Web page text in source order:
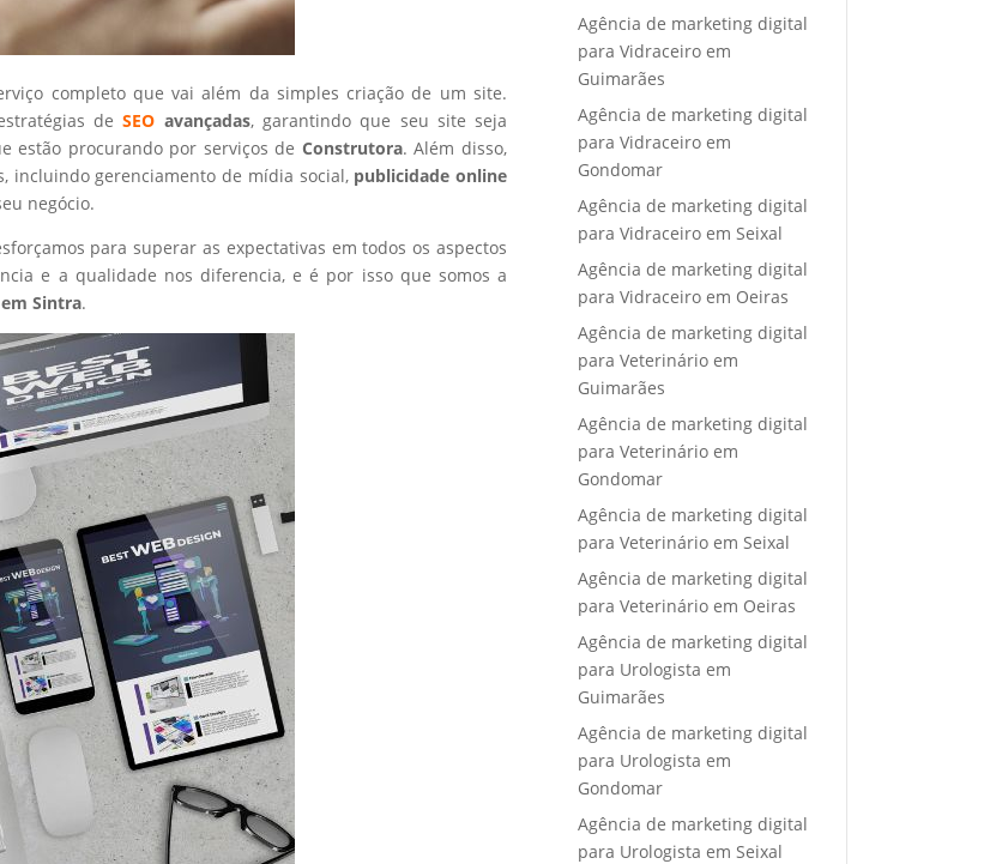
completo que vai além da simples criação de um site.
deSEO avançadas, garantindo que seu site seja
estão procurando por serviços de Construtora. Além disso,
incluindo gerenciamento de mídia social, publicidade online
negócio.
para superar as expectativas em todos os aspectos
e a qualidade nos diferencia, e é por isso que somos a
em Sintra.
Agência de marketing digital
para Vidraceiro em
Guimarães
Agência de marketing digital
para Vidraceiro em
Gondomar
Agência de marketing digital
para Vidraceiro em Seixal
Agência de marketing digital
para Vidraceiro em Oeiras
Agência de marketing digital
para Veterinário em
Guimarães
Agência de marketing digital
para Veterinário em
Gondomar
Agência de marketing digital
para Veterinário em Seixal
Agência de marketing digital
para Veterinário em Oeiras
Agência de marketing digital
para Urologista em
Guimarães
Agência de marketing digital
para Urologista em
Gondomar
Agência de marketing digital
para Urologista em Seixal